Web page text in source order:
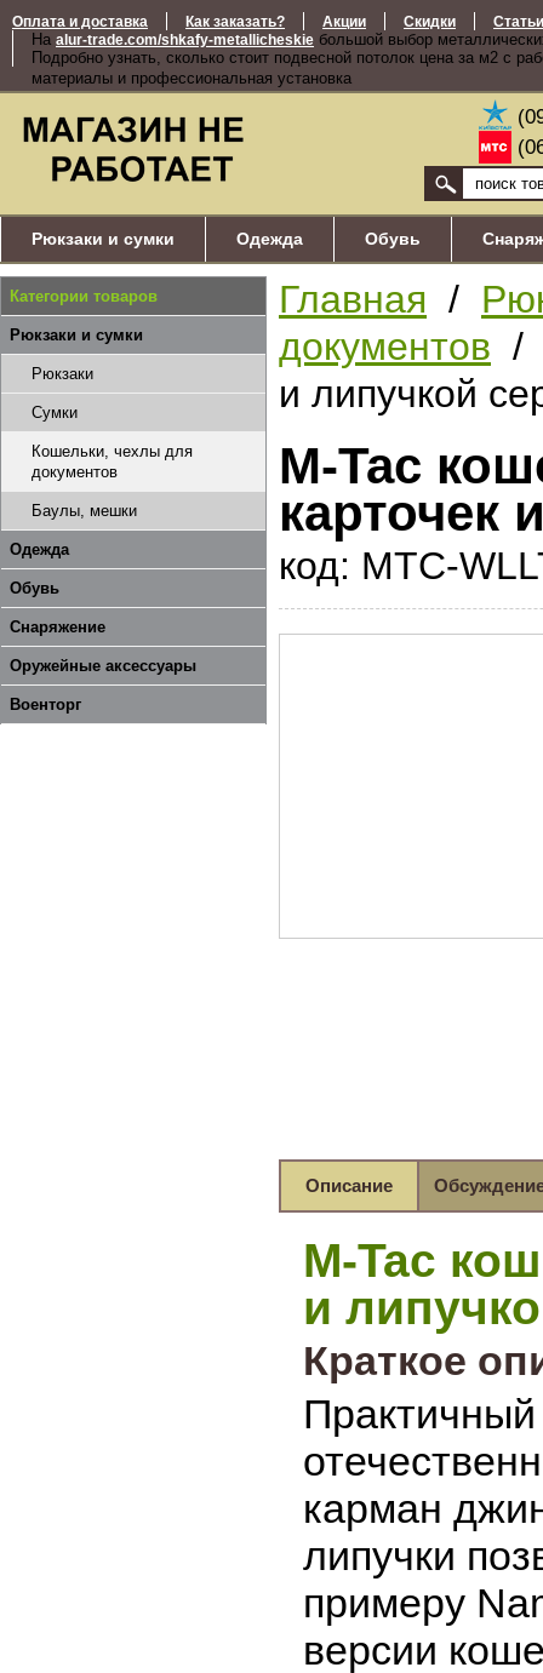
Оплата и доставка Как заказать? Акции Скидки Статьи
На alur-trade.com/shkafy-metallicheskie большой выбор
Подробно узнать, сколько стоит подвесной потолок цена за м2 с
материалы и профессиональная установка
Рюкзаки и сумки Одежда Обувь
Категории товаров
Рюкзаки и сумки
Рюкзаки
Сумки
Кошельки, чехлы для
документов
Баулы, мешки
Одежда
Обувь
Снаряжение
Оружейные аксессуары
Военторг
Главная /
документов /
и липучкой
M-Tac
код: MTC-
Описание
M-Tac
и
Краткое
карман
липучки
примеру
версии